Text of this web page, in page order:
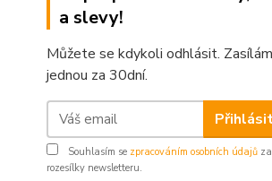
a slevy!
Můžete se kdykoli odhlásit.
jednou za 30dní.
Souhlasím se zpracováním osobních údajů
rozesílky newsletteru.